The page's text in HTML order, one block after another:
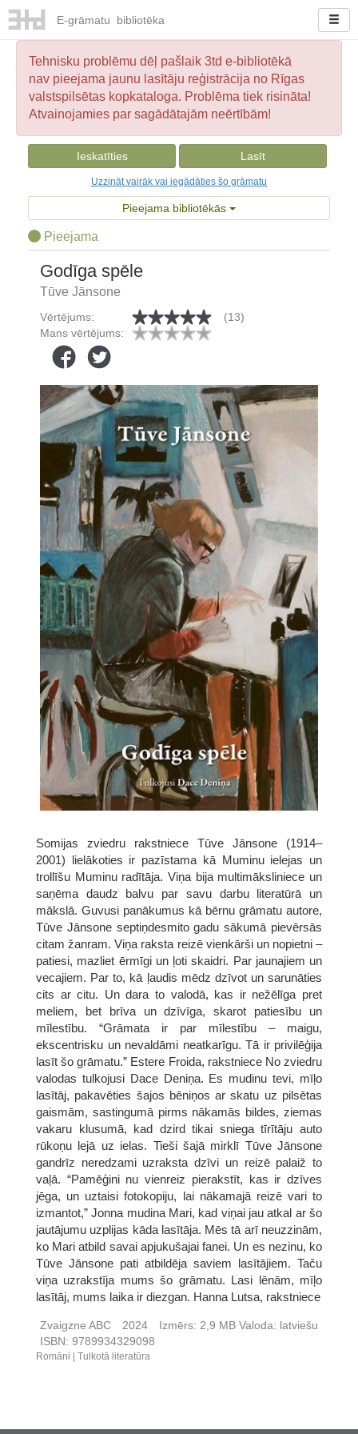
E-grāmatu bibliotēka
Tehnisku problēmu dēļ pašlaik 3td e-bibliotēkā
nav pieejama jaunu lasītāju reģistrācija no Rīgas
valstspilsētas kopkataloga. Problēma tiek risināta!
Atvainojamies par sagādātajām neērtībām!
Ieskatīties Lasīt
Uzzināt vairāk vai iegādāties šo grāmatu
Pieejama bibliotēkās
Pieejama
Godīga spēle
Tūve Jānsone
Vērtējums:
(13)
Mans vērtējums:
Somijas zviedru rakstniece Tūve Jānsone (1914–
2001) lielākoties ir pazīstama kā Muminu ielejas un
trollīšu Muminu radītāja. Viņa bija multimāksliniece un
saņēma daudz balvu par savu darbu literatūrā un
mākslā. Guvusi panākumus kā bērnu grāmatu autore,
Tūve Jānsone septiņdesmito gadu sākumā pievērsās
citam žanram. Viņa raksta reizē vienkārši un nopietni –
patiesi, mazliet ērmīgi un ļoti skaidri. Par jaunajiem un
vecajiem. Par to, kā ļaudis mēdz dzīvot un sarunāties
cits ar citu. Un dara to valodā, kas ir nežēlīga pret
meliem, bet brīva un dzīvīga, skarot patiesību un
mīlestību. “Grāmata ir par mīlestību – maigu,
ekscentrisku un nevaldāmi neatkarīgu. Tā ir privilēģija
lasīt šo grāmatu.” Estere Froida, rakstniece No zviedru
valodas tulkojusi Dace Deniņa. Es mudinu tevi, mīļo
lasītāj, pakavēties šajos bēniņos ar skatu uz pilsētas
gaismām, sastingumā pirms nākamās bildes, ziemas
vakaru klusumā, kad dzird tikai sniega tīrītāju auto
rūkoņu lejā uz ielas. Tieši šajā mirklī Tūve Jānsone
gandrīz neredzami uzraksta dzīvi un reizē palaiž to
vaļā. “Pamēģini nu vienreiz pierakstīt, kas ir dzīves
jēga, un uztaisi fotokopiju, lai nākamajā reizē vari to
izmantot,” Jonna mudina Mari, kad viņai jau atkal ar šo
jautājumu uzplijas kāda lasītāja. Mēs tā arī neuzzinām,
ko Mari atbild savai apjukušajai fanei. Un es nezinu, ko
Tūve Jānsone pati atbildēja saviem lasītājiem. Taču
viņa uzrakstīja mums šo grāmatu. Lasi lēnām, mīļo
lasītāj, mums laika ir diezgan. Hanna Lutsa, rakstniece
Zvaigzne ABC 2024 Izmērs: 2,9 MB Valoda: latviešu
ISBN: 9789934329098
Romāni Tulkotā literatūra